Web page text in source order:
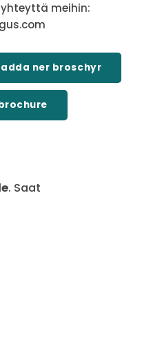
meihin:
ner broschyr
. Saat